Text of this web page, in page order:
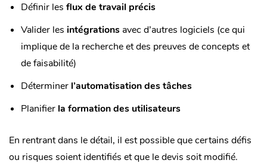
Définir les flux de travail précis
Valider les intégrations avec d’autres logiciels (ce qui
implique de la recherche et des preuves de concepts et
de faisabilité)
Déterminer l’automatisation des tâches
Planifier la formation des utilisateurs
En rentrant dans le détail, il est possible que certains défis
ou risques soient identifiés et que le devis soit modifié.